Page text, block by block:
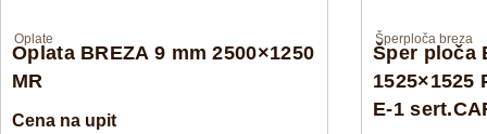
Oplate
Oplata BREZA 9 mm 2500×1250
MR
Cena na upit
Šperploča breza
Šper ploča
1525×1525
E-1